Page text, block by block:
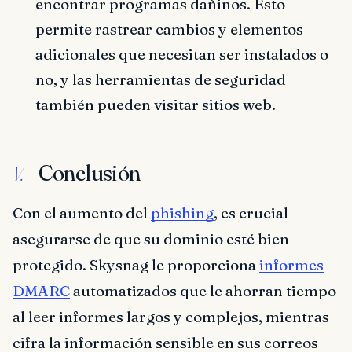
encontrar programas dañinos. Esto
permite rastrear cambios y elementos
adicionales que necesitan ser instalados o
no, y las herramientas de seguridad
también pueden visitar sitios web.
V. Conclusión
Con el aumento del phishing, es crucial
asegurarse de que su dominio esté bien
protegido. Skysnag le proporcionainformes
DMARCautomatizados que le ahorran tiempo
al leer informes largos y complejos, mientras
cifra la información sensible en sus correos